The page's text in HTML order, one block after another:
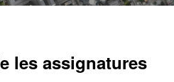
les assignatures